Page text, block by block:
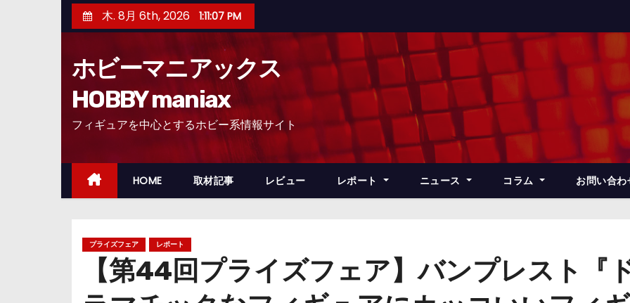
ン
ッ
木. 8月 6th, 2026 1:11:08 PM
ホビーマニアックス
HOBBY maniax
フィギュアを中心とするホビー系情報サイト
HOME 取材記事 レビュー レポート ニュース コラム お問い合わ
プライズフェア レポート
【第44回プライズフェア】バンプレスト『